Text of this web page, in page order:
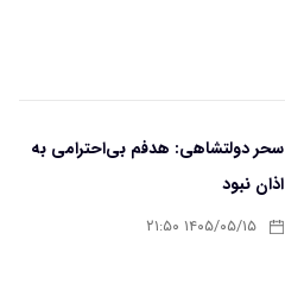
سحر دولتشاهی: هدفم بی‌احترامی به
اذان نبود
۱۴۰۵/۰۵/۱۵ ۲۱:۵۰